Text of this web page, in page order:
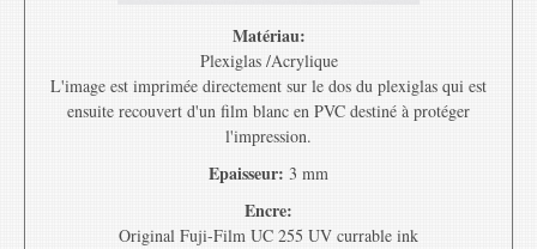
Matériau:
Plexiglas /Acrylique
L'image est imprimée directement sur le dos du plexiglas qui est
ensuite recouvert d'un film blanc en PVC destiné à protéger
l'impression.
Epaisseur: 3 mm
Encre:
Original Fuji-Film UC 255 UV currable ink